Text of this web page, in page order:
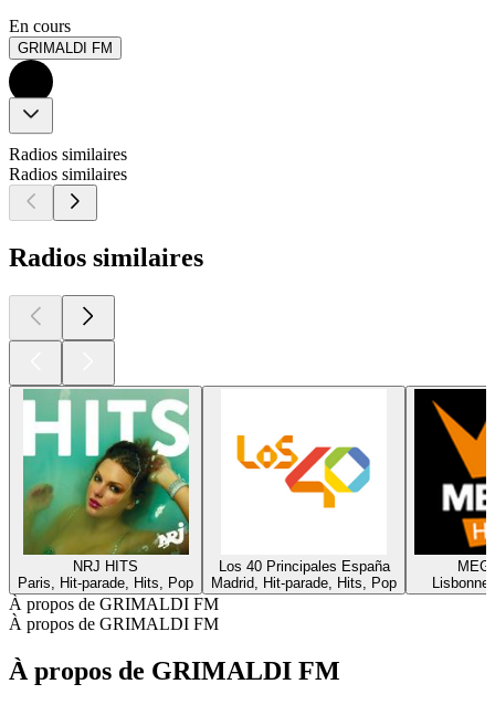
En cours
GRIMALDI FM
Radios similaires
Radios similaires
Radios similaires
NRJ HITS
Paris, Hit-parade, Hits, Pop
Los 40 Principales España
Madrid, Hit-parade, Hits, Pop
À propos de GRIMALDI FM
À propos de GRIMALDI FM
À propos de GRIMALDI FM